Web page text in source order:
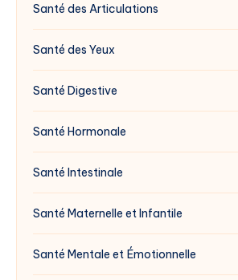
Santé des Articulations
Santé des Yeux
Santé Digestive
Santé Hormonale
Santé Intestinale
Santé Maternelle et Infantile
Santé Mentale et Émotionnelle